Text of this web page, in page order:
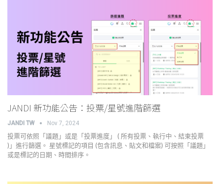
JANDI 新功能公告：投票/星號進階篩選
JANDI TW Nov 7, 2024
投票可依照「議題」或是「投票進度」 ( 所有投票、執行中、結束投票
)」進行篩選。 星號標記的項目 (包含訊息、貼文和檔案) 可按照「議題」
或是標記的日期、時間排序。